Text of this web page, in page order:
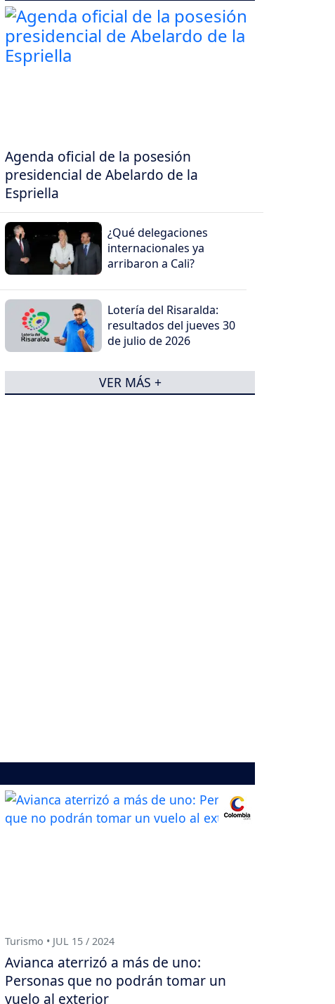
Agenda oficial de la posesión
presidencial de Abelardo de la
Espriella
¿Qué delegaciones
internacionales ya
arribaron a Cali?
Lotería del Risaralda:
resultados del jueves 30
de julio de 2026
VER MÁS +
Turismo • JUL 15 / 2024
Avianca aterrizó a más de uno:
Personas que no podrán tomar un
vuelo al exterior